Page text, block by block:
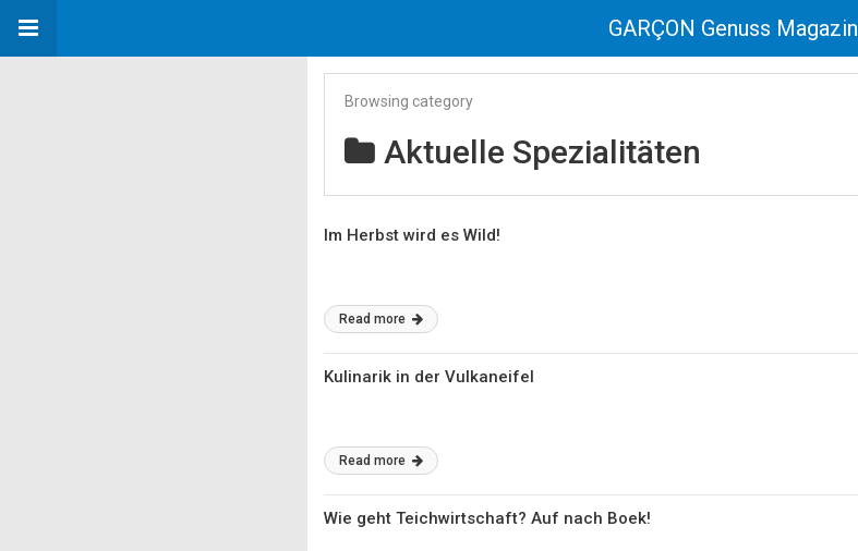
GARÇON Genuss Magazin
Browsing category
Aktuelle Spezialitäten
Im Herbst wird es Wild!
Read more
Kulinarik in der Vulkaneifel
Read more
Wie geht Teichwirtschaft? Auf nach Boek!